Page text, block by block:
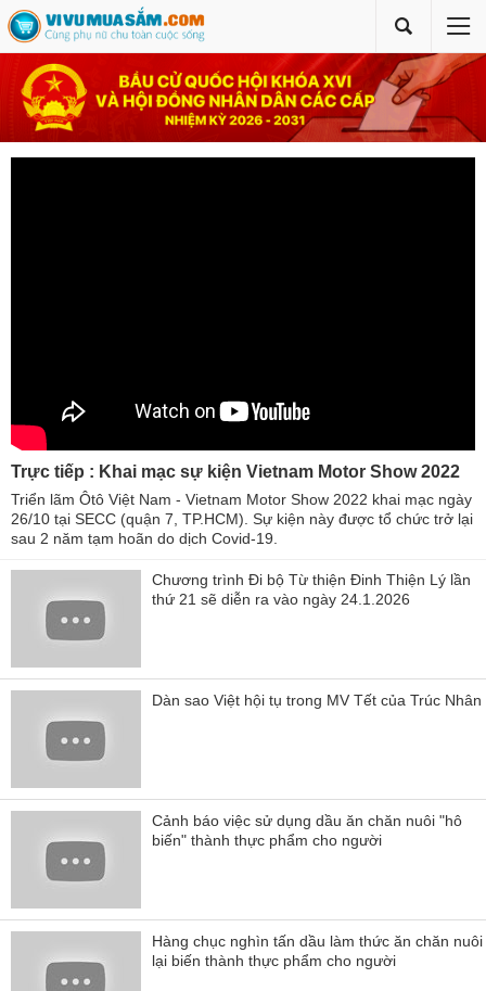
Trực tiếp : Khai mạc sự kiện Vietnam Motor Show 2022
Triển lãm Ôtô Việt Nam - Vietnam Motor Show 2022 khai mạc ngày
26/10 tại SECC (quận 7, TP.HCM). Sự kiện này được tổ chức trở lại
sau 2 năm tạm hoãn do dịch Covid-19.
Chương trình Đi bộ Từ thiện Đinh Thiện Lý lần
thứ 21 sẽ diễn ra vào ngày 24.1.2026
Dàn sao Việt hội tụ trong MV Tết của Trúc Nhân
Cảnh báo việc sử dụng dầu ăn chăn nuôi "hô
biến" thành thực phẩm cho người
Hàng chục nghìn tấn dầu làm thức ăn chăn nuôi
lại biến thành thực phẩm cho người